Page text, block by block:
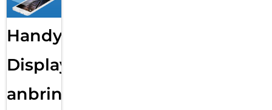
Handy
Displayfolie
anbringen